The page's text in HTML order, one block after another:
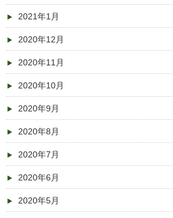
2021年1月
2020年12月
2020年11月
2020年10月
2020年9月
2020年8月
2020年7月
2020年6月
2020年5月